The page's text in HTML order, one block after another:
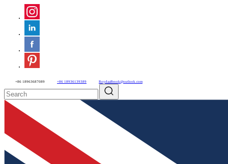
+86 18963687089 +86 18936139389 RoydaaBrook@outlook.com